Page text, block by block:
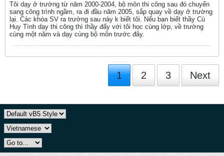
Tôi dạy ở trường từ năm 2000-2004, bộ môn thi công sau đó chuyển
sang công trình ngầm, ra đi đầu năm 2005, sắp quay về dạy ở trường
lại. Các khóa SV ra trường sau này k biết tôi. Nếu bạn biết thầy Cù
Huy Tình dạy thi công thì thầy đấy với tôi học cùng lớp, về trường
cùng một năm và dạy cùng bộ môn trước đây.
1 2 3 Next